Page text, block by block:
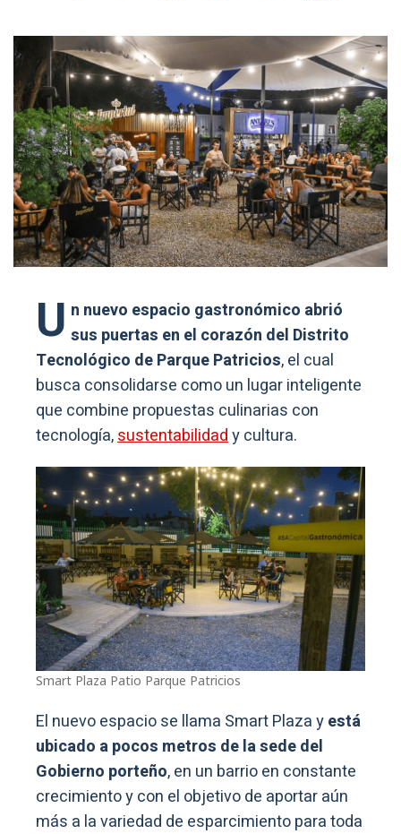
U n nuevo espacio gastronómico abrió
sus puertas en el corazón del Distrito
Tecnológico de Parque Patricios, el cual
busca consolidarse como un lugar inteligente
que combine propuestas culinarias con
tecnología,sustentabilidady cultura.
Smart Plaza Patio Parque Patricios
El nuevo espacio se llama Smart Plaza yestá
ubicado a pocos metros de la sede del
Gobierno porteño, en un barrio en constante
crecimiento y con el objetivo de aportar aún
más a la variedad de esparcimiento para toda